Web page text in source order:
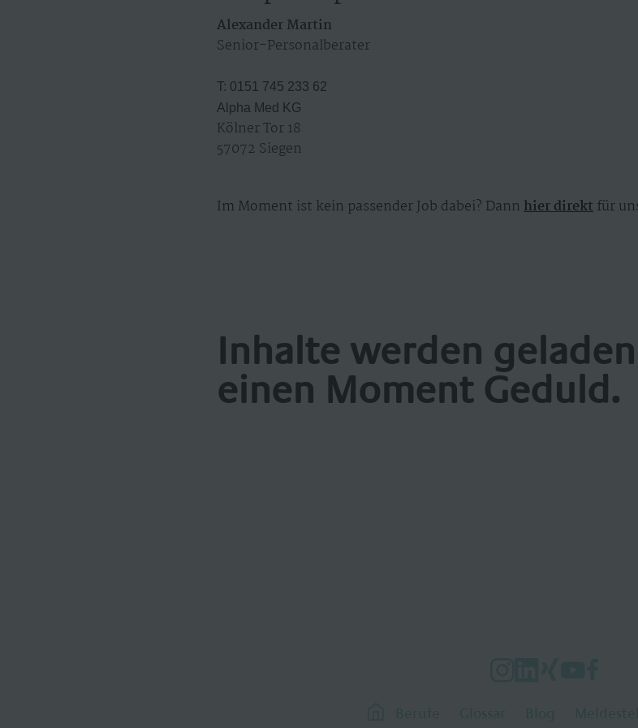
Alexander Martin
Senior-Personalberater
T: 0151 745 233 62
Alpha Med KG
Kölner Tor 18
57072 Siegen
Im Moment ist kein passender Job dabei? Dannhier direktfür
Inhalte werden
einen Moment Geduld.